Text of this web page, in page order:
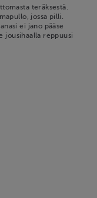
teräksestä.
jossa pilli.
ei jano pääse
jousihaalla reppuusi